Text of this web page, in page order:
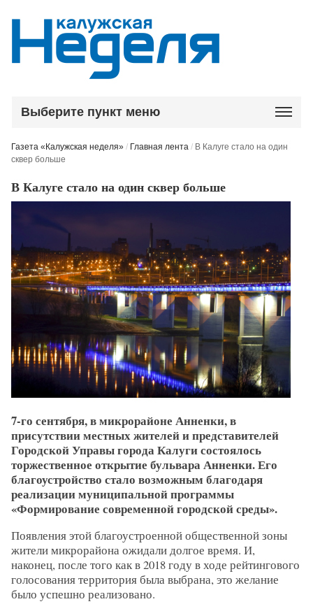
Выберите пункт меню
Газета «Калужская неделя» / Главная лента / В Калуге стало на один
сквер больше
В Калуге стало на один сквер больше
7-го сентября, в микрорайоне Анненки, в
присутствии местных жителей и представителей
Городской Управы города Калуги состоялось
торжественное открытие бульвара Анненки. Его
благоустройство стало возможным благодаря
реализации муниципальной программы
«Формирование современной городской среды».
Появления этой благоустроенной общественной зоны
жители микрорайона ожидали долгое время. И,
наконец, после того как в 2018 году в ходе рейтингового
голосования территория была выбрана, это желание
было успешно реализовано.